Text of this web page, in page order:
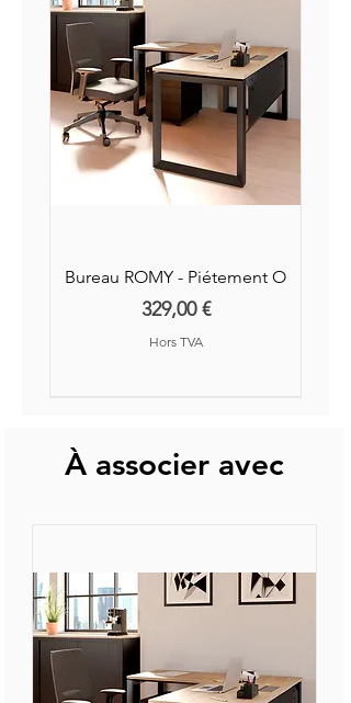
Bureau ROMY - Piétement O
Prix
329,00 €
Hors TVA
À associer avec